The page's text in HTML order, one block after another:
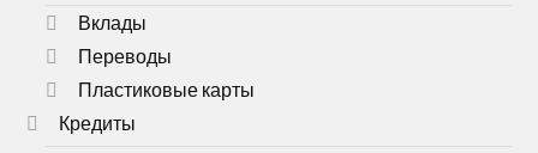
Вклады
Переводы
Пластиковые карты
Кредиты